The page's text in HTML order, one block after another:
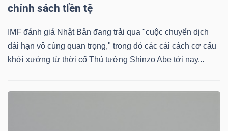
chính sách tiền tệ
IMF đánh giá Nhật Bản đang trải qua "cuộc chuyển dịch
dài hạn vô cùng quan trọng," trong đó các cải cách cơ cấu
khởi xướng từ thời cố Thủ tướng Shinzo Abe tới nay...
YẾU